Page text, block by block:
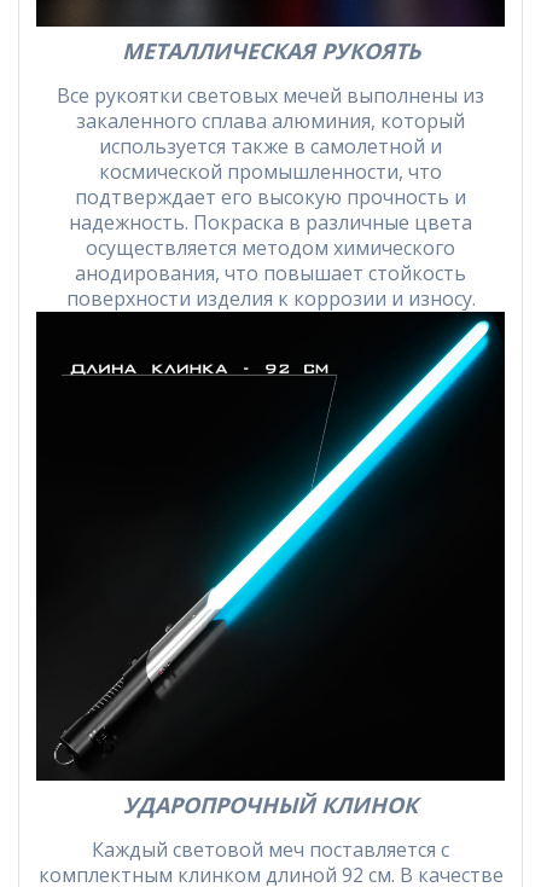
МЕТАЛЛИЧЕСКАЯ РУКОЯТЬ
Все рукоятки световых мечей выполнены из
закаленного сплава алюминия, который
используется также в самолетной и
космической промышленности, что
подтверждает его высокую прочность и
надежность. Покраска в различные цвета
осуществляется методом химического
анодирования, что повышает стойкость
поверхности изделия к коррозии и износу.
УДАРОПРОЧНЫЙ КЛИНОК
Каждый световой меч поставляется с
комплектным клинком длиной 92 см. В качестве